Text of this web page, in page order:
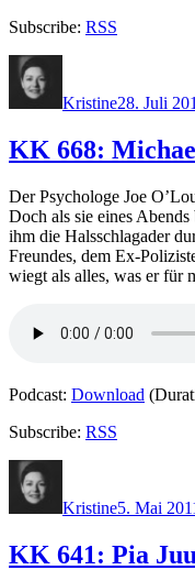
Subscribe: RSS
Kristine28. Juli
KK 668:
Der Psychologe Joe
Doch als sie eines
ihm die Halsschlagader
Freundes, dem Ex-
wiegt als alles, was er für
Podcast: Download
Subscribe: RSS
Kristine5. Mai
KK 641: Pia